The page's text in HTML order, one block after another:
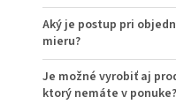
Aký je postup pri
mieru?
Je možné vyrobiť aj
ktorý nemáte v ponuke?